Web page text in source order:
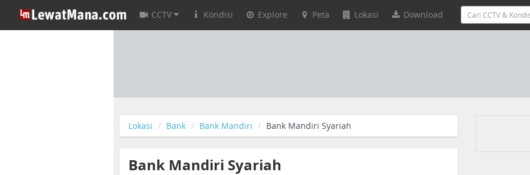
CCTV Kondisi Explore Peta Lokasi Download
Lokasi Bank Bank Mandiri Bank Mandiri Syariah
Bank Mandiri Syariah